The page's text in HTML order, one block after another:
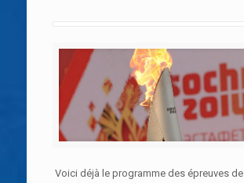
Voici déjà le programme des épreuves de